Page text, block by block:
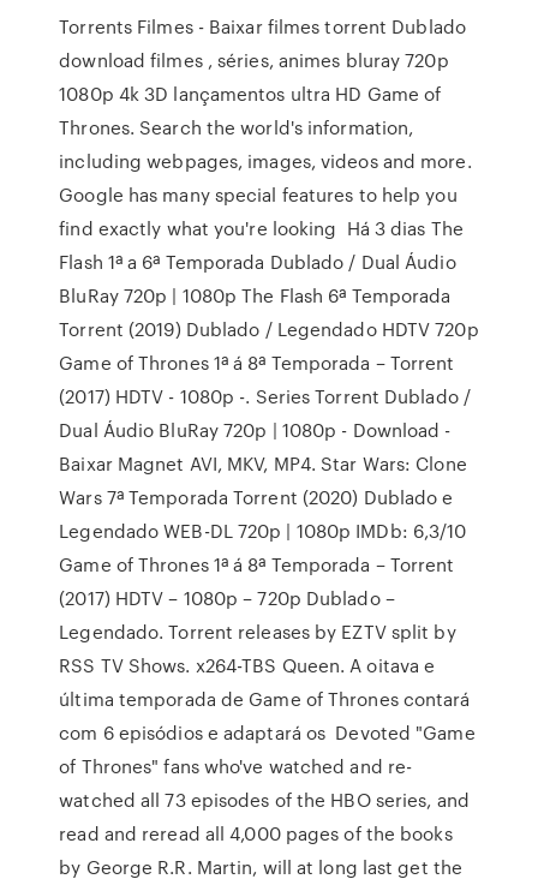
Torrents Filmes - Baixar filmes torrent Dublado
download filmes , séries, animes bluray 720p
1080p 4k 3D lançamentos ultra HD Game of
Thrones. Search the world's information,
including webpages, images, videos and more.
Google has many special features to help you
find exactly what you're looking Há 3 dias The
Flash 1ª a 6ª Temporada Dublado / Dual Áudio
BluRay 720p | 1080p The Flash 6ª Temporada
Torrent (2019) Dublado / Legendado HDTV 720p
Game of Thrones 1ª á 8ª Temporada – Torrent
(2017) HDTV - 1080p -. Series Torrent Dublado /
Dual Áudio BluRay 720p | 1080p - Download -
Baixar Magnet AVI, MKV, MP4. Star Wars: Clone
Wars 7ª Temporada Torrent (2020) Dublado e
Legendado WEB-DL 720p | 1080p IMDb: 6,3/10
Game of Thrones 1ª á 8ª Temporada – Torrent
(2017) HDTV – 1080p – 720p Dublado –
Legendado. Torrent releases by EZTV split by
RSS TV Shows. x264-TBS Queen. A oitava e
última temporada de Game of Thrones contará
com 6 episódios e adaptará os Devoted "Game
of Thrones" fans who've watched and re-
watched all 73 episodes of the HBO series, and
read and reread all 4,000 pages of the books
by George R.R. Martin, will at long last get the